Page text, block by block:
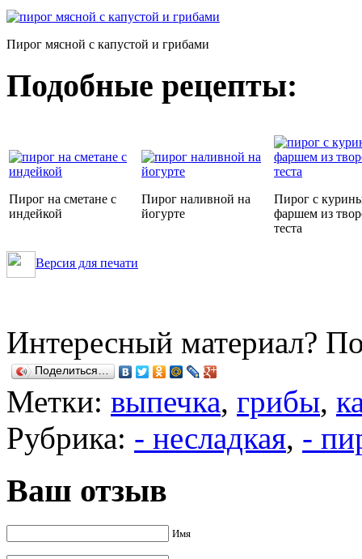
Пирог мясной с капустой и грибами
Подобные рецепты:
Пирог на сметане с
индейкой
Пирог наливной на
йогурте
Пирог с
фаршем из
теста
Версия для печати
Интересный материал?
Поделиться…
Метки: выпечка, грибы,
Рубрика: - несладкая, -
Ваш отзыв
Имя